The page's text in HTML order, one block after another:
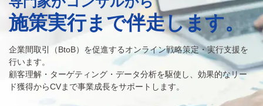
施策実行まで伴走します。
企業間取引（BtoB）を促進するオンライン戦略策定・実行支援を
行います。
顧客理解・ターゲティング・データ分析を駆使し、効果的なリー
ド獲得からCVまで事業成長をサポートします。